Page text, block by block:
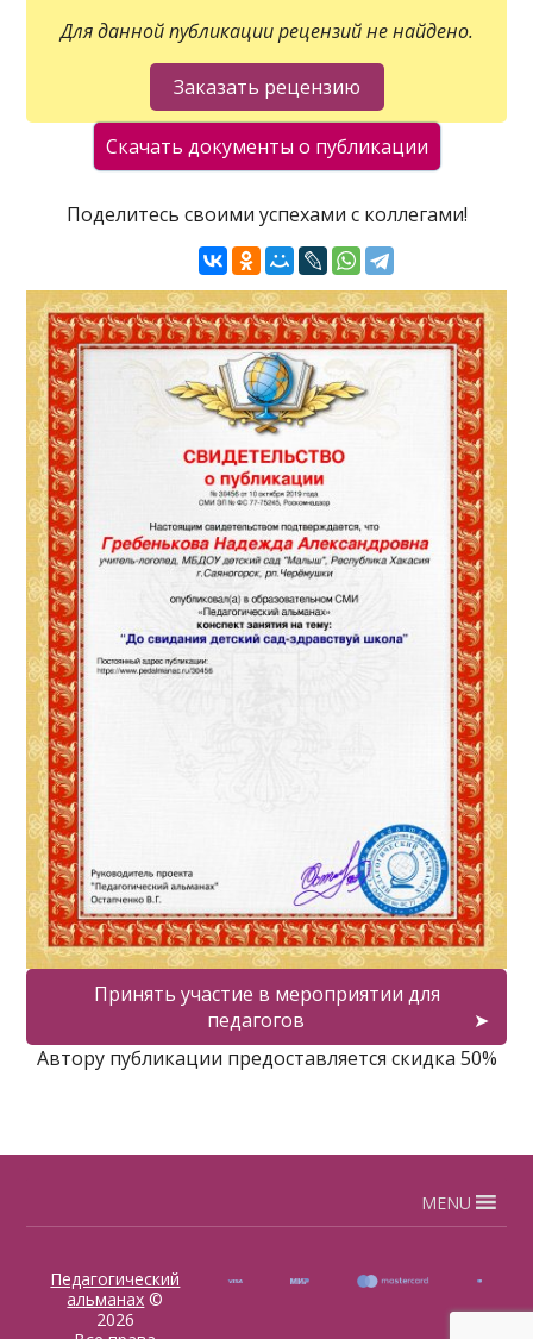
Для данной публикации рецензий не найдено.
Поделитесь своими успехами с коллегами!
Принять участие в мероприятии для
педагогов
Автору публикации предоставляется скидка 50%
MENU
Педагогический
альманах ©
2026